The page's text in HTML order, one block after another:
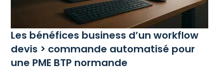
Les bénéfices business d’un workflow
devis > commande automatisé pour
une PME BTP normande